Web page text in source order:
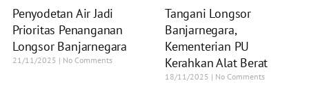
Penyodetan Air Jadi
Prioritas Penanganan
Longsor Banjarnegara
21/11/2025 No Comments
Tangani Longsor
Banjarnegara,
Kementerian PU
Kerahkan Alat Berat
18/11/2025 No Comments